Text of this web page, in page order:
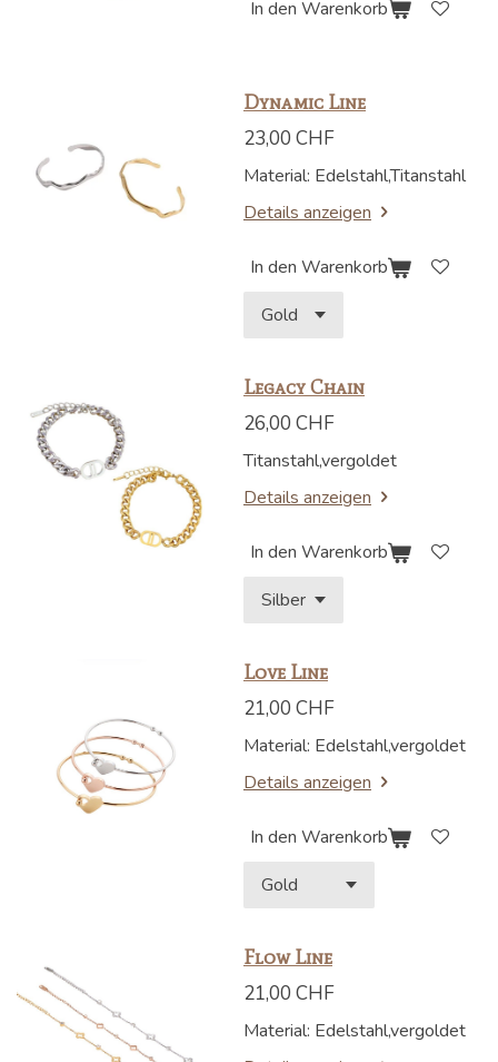
In den Warenkorb
Dynamic Line
23,00 CHF
Material: Edelstahl,Titanstahl
Details anzeigen
In den Warenkorb
Legacy Chain
26,00 CHF
Titanstahl,vergoldet
Details anzeigen
In den Warenkorb
Love Line
21,00 CHF
Material: Edelstahl,vergoldet
Details anzeigen
In den Warenkorb
Flow Line
21,00 CHF
Material: Edelstahl,vergoldet